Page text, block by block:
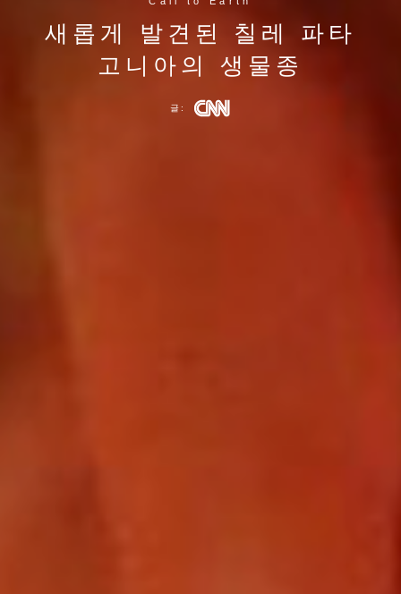
새롭게 발견된 칠레 파타
고니아의 생물종
글: